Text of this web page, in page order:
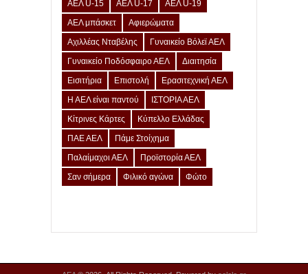
ΑΕΛ U-15
ΑΕΛ U-17
ΑΕΛ U-19
ΑΕΛ μπάσκετ
Αφιερώματα
Αχιλλέας Νταβέλης
Γυναικείο Βόλεϊ ΑΕΛ
Γυναικείο Ποδόσφαιρο ΑΕΛ
Διαιτησία
Εισιτήρια
Επιστολή
Ερασιτεχνική ΑΕΛ
Η ΑΕΛ είναι παντού
ΙΣΤΟΡΙΑ ΑΕΛ
Κίτρινες Κάρτες
Κύπελλο Ελλάδας
ΠΑΕ ΑΕΛ
Πάμε Στοίχημα
Παλαίμαχοι ΑΕΛ
Προϊστορία ΑΕΛ
Σαν σήμερα
Φιλικό αγώνα Φώτο